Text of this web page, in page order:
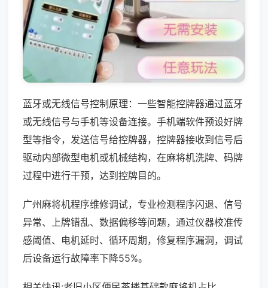
蓝牙或无线信号控制原理：一些智能控牌器通过蓝牙
或无线信号与手机等设备连接。手机端软件预设好牌
型等指令，发送信号给控牌器，控牌器接收到信号后
驱动内部微型电机或机械结构，在麻将机洗牌、码牌
过程中进行干预，达到控牌目的。
广州麻将机程序维修调试，专业检测程序闪退、信号
异常、上牌错乱、数据偏移等问题，通过仪器校准传
感阈值、电机延时、循环周期，修复程序漏洞，调试
后设备运行故障率下降55%。